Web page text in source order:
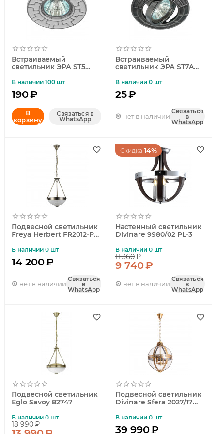
Встраиваемый
светильник ЭРА ST5
В наличии 100 шт
190₽
В
корзину
Связаться в
WhatsApp
Встраиваемый
светильник ЭРА ST7A
В наличии 0 шт
25₽
нет в наличии
Связаться
в
WhatsApp
Подвесной светильник
Freya Herbert FR2012-PL-
В наличии 0 шт
14 200₽
нет в наличии
Связаться
в
WhatsApp
Скидка 14%
Настенный светильник
Divinare 9980/02 PL-3
В наличии 0 шт
11 360₽
9 740₽
нет в наличии
Связаться
в
WhatsApp
Подвесной светильник
Eglo Savoy 82747
В наличии 0 шт
18 990₽
Подвесной светильник
Divinare Sfera 2027/17
В наличии 0 шт
39 990₽